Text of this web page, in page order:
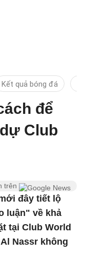
Kết quả bóng đá
để
Club
trên
đây tiết lộ
luận" về khả
tại Club World
Nassr không